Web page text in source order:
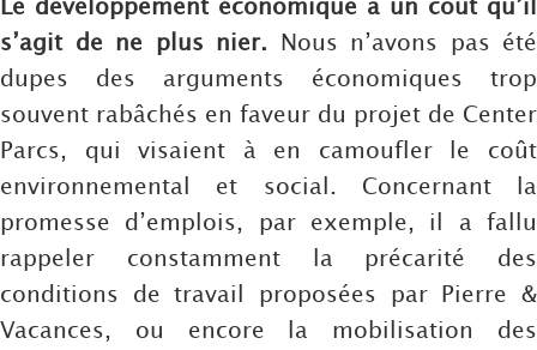
Le développement économique a un coût qu’il
s’agit de ne plus nier. Nous n’avons pas été
dupes des arguments économiques trop
souvent rabâchés en faveur du projet de Center
Parcs, qui visaient à en camoufler le coût
environnemental et social. Concernant la
promesse d’emplois, par exemple, il a fallu
rappeler constamment la précarité des
conditions de travail proposées par Pierre &
Vacances, ou encore la mobilisation des